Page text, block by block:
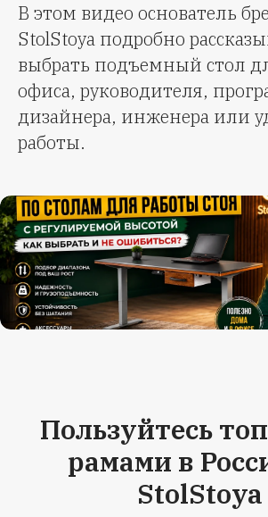
В этом видео основатель
StolStoya подробно
выбрать подъемный стол
офиса, руководителя,
дизайнера, инженера или
работы.
Пользуйтесь
рамами в
StolStoya